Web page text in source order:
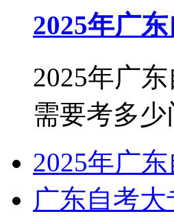
2025年广
2025年广
需要考多
2025年广
广东自考